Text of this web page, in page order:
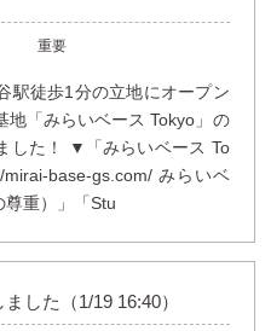
重要
駅徒歩1分の立地にオープン
地「みらいベース Tokyo」の
した！ ▼「みらいベース To
base-gs.com/ みらいベ
尊重）」「Stu
した（1/19 16:40）